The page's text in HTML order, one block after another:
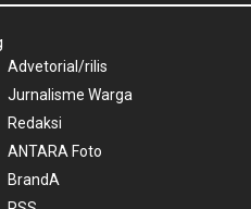
Advetorial/rilis
Jurnalisme Warga
Redaksi
ANTARA Foto
BrandA